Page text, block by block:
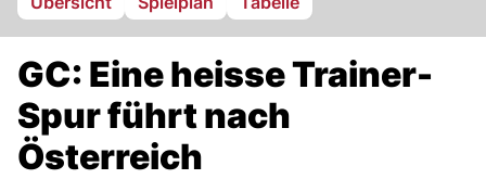
GC: Eine heisse Trainer-
Spur führt nach
Österreich